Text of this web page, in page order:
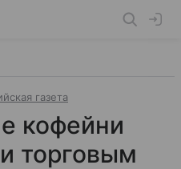
газета
кофейни
торговым